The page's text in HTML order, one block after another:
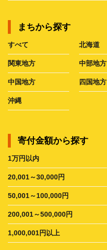
まちから探す
すべて 北海道
関東地方 中部地方
中国地方 四国地方
沖縄
寄付金額から探す
1万円以内
20,001～30,000円
50,001～100,000円
200,001～500,000円
1,000,001円以上